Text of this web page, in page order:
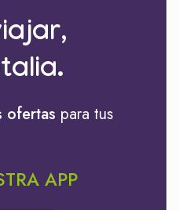
ofertas para tus
APP